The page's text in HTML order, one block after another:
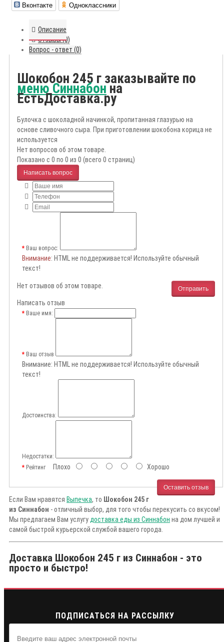
Вконтакте Одноклассники
Описание
Отзывы (0)
Вопрос - ответ (0)
Шокобон 245 г заказывайте по
меню Синнабонна
ЕстьДоставка.ру
Булочка с шоколадной начинкой, пропитанная глазурью на
основе сливочного сыра. При приготовлении шокобона корица не
используется
Нет вопросов об этом товаре.
Показано с 0 по 0 из 0 (всего 0 страниц)
Написать вопрос
Ваш вопрос:
Внимание: HTML не поддерживается! Используйте обычный
текст!
Отправить
Нет отзывов об этом товаре.
Написать отзыв
Ваше имя:
Ваш отзыв
Внимание: HTML не поддерживается! Используйте обычный
текст!
Достоинства:
Недостатки:
РейтингПлохо Хорошо
Оставить отзыв
Если Вам нравятся Выпечка, то Шокобон 245 г
из Синнабон - отличный выбор, для того чтобы перекусить со вкусом!
Мы предлагаем Вам услугу доставка еды из Синнабон на дом лучшей и
самой быстрой курьерской службой вашего города.
Доставка Шокобон 245 г из Синнабон - это
просто и быстро!
ПОДПИСАТЬСЯ НА РАССЫЛКУ